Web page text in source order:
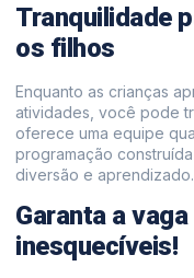
Tranquilidade
os filhos
Enquanto as crianças
atividades, você pode
oferece uma equipe
programação
diversão e aprendizado.
Garanta a
inesquecíveis!